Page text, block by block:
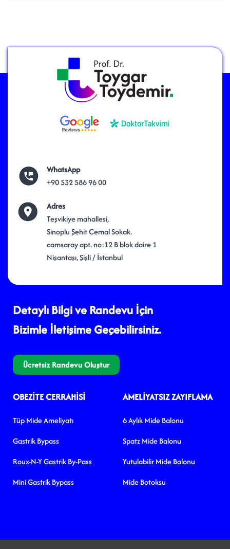
WhatsApp
+90 532 586 96 00
Adres
Teşvikiye mahallesi,
Sinoplu Şehit Cemal Sokak.
camsaray apt. no:12 B blok daire 1
Nişantaşı, Şişli / İstanbul
Detaylı Bilgi ve Randevu İçin
Bizimle İletişime Geçebilirsiniz.
Ücretsiz Randevu Oluştur
OBEZITE CERRAHISI
Tüp Mide Ameliyatı
Gastrik Bypass
Roux-N-Y Gastrik By-Pass
Mini Gastrik Bypass
AMELIYATSIZ ZAYIFLAMA
6 Aylık Mide Balonu
Spatz Mide Balonu
Yutulabilir Mide Balonu
Mide Botoksu